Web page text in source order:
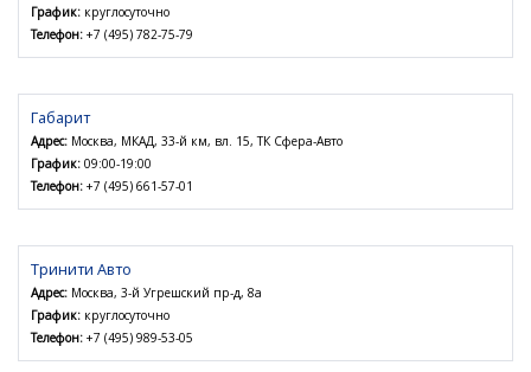
График: круглосуточно
Телефон: +7 (495) 782-75-79
Габарит
Адрес: Москва, МКАД, 33-й км, вл. 15, ТК Сфера-Авто
График: 09:00-19:00
Телефон: +7 (495) 661-57-01
Тринити Авто
Адрес: Москва, 3-й Угрешский пр-д, 8а
График: круглосуточно
Телефон: +7 (495) 989-53-05